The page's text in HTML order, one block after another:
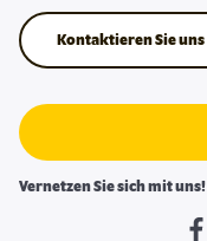
Kontaktieren Sie uns
Vernetzen Sie sich mit uns!